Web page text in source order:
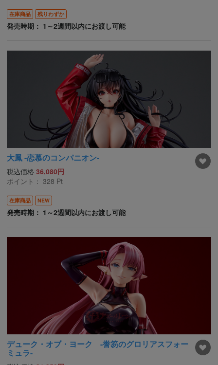
在庫商品 残りわずか
発売時期： 1～2週間以内にお渡し可能
大鳳 -恋慕のコンパニオン-
税込価格 36,080円
ポイント： 328 Pt
在庫商品 NEW
発売時期： 1～2週間以内にお渡し可能
デューク・オブ・ヨーク -誉笏のグロリアスフォー
ミュラ-